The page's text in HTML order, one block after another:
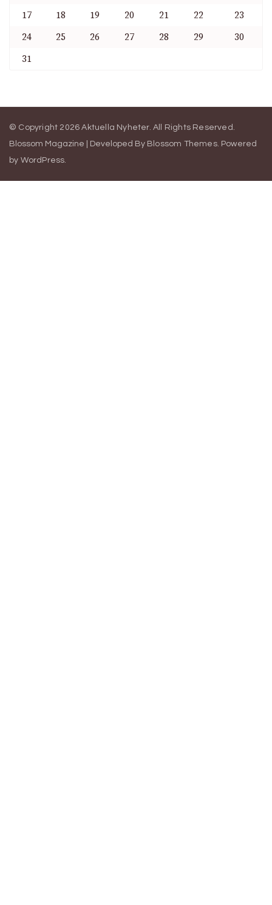
17
18 19 20 21 22
23
24
25 26 27 28 29
30
31
© Copyright 2026Aktuella Nyheter. All Rights Reserved.
Blossom Magazine | Developed By Blossom Themes. Powered
by WordPress